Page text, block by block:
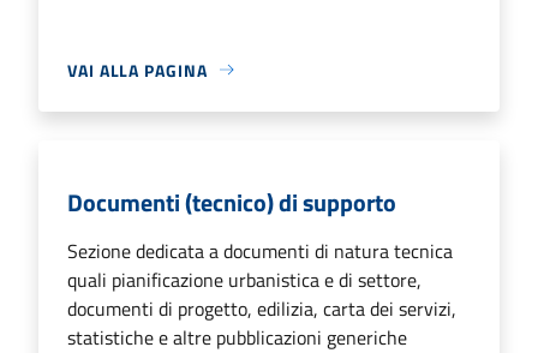
VAI ALLA PAGINA
Documenti (tecnico) di supporto
Sezione dedicata a documenti di natura tecnica
quali pianificazione urbanistica e di settore,
documenti di progetto, edilizia, carta dei servizi,
statistiche e altre pubblicazioni generiche